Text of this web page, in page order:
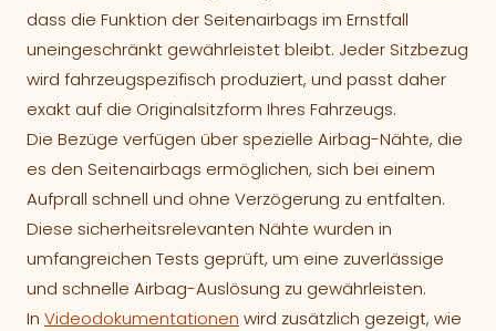
dass die Funktion der Seitenairbags im Ernstfall
uneingeschränkt gewährleistet bleibt. Jeder Sitzbezug
wird fahrzeugspezifisch produziert, und passt daher
exakt auf die Originalsitzform Ihres Fahrzeugs.
Die Bezüge verfügen über spezielle Airbag-Nähte, die
es den Seitenairbags ermöglichen, sich bei einem
Aufprall schnell und ohne Verzögerung zu entfalten.
Diese sicherheitsrelevanten Nähte wurden in
umfangreichen Tests geprüft, um eine zuverlässige
und schnelle Airbag-Auslösung zu gewährleisten.
In Videodokumentationen wird zusätzlich gezeigt, wie